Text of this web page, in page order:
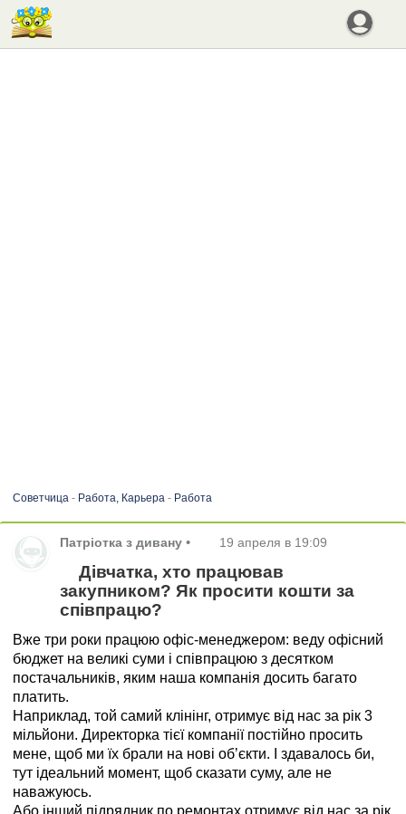
Советчица- Работа, Карьера- Работа
Патріотка з дивану • 19 апреля в 19:09
Дівчатка, хто працював
закупником? Як просити кошти за
співпрацю?
Вже три роки працюю офіс-менеджером: веду офісний
бюджет на великі суми і співпрацюю з десятком
постачальників, яким наша компанія досить багато
платить.
Наприклад, той самий клінінг, отримує від нас за рік 3
мільйони. Директорка тієї компанії постійно просить
мене, щоб ми їх брали на нові обʼєкти. І здавалось би,
тут ідеальний момент, щоб сказати суму, але не
наважуюсь.
Або інший підрядник по ремонтах отримує від нас за рік